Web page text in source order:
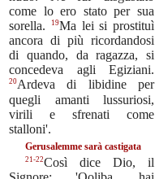
come lo ero stato per sua
sorella.
19Ma lei si prostituì
ancora di più ricordandosi
di quando, da ragazza, si
concedeva agli Egiziani.
20Ardeva di libidine per
quegli amanti lussuriosi,
virili e sfrenati come
stalloni'.
Gerusalemme sarà castigata
21-22Così dice Dio, il